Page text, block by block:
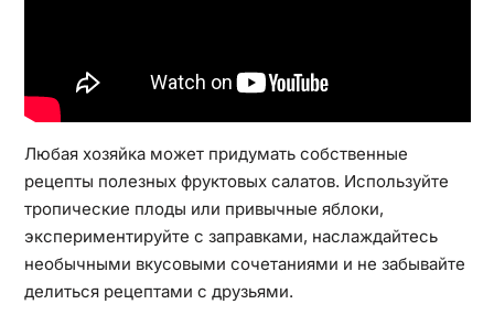
Любая хозяйка может придумать собственные
рецепты полезных фруктовых салатов. Используйте
тропические плоды или привычные яблоки,
экспериментируйте с заправками, наслаждайтесь
необычными вкусовыми сочетаниями и не забывайте
делиться рецептами с друзьями.